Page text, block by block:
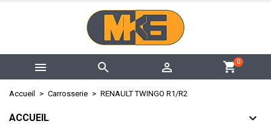
   0
Accueil Carrosserie RENAULT TWINGO R1/R2
ACCUEIL
My wishlists
add_circle_outline Create new list
((modalTitle))
((confirmMessage))
((cancelText)) ((modalDeleteText))
Créer une liste d'envies
Connexion
Vous devez être connecté pour ajouter des produits à
votre liste d'envies.